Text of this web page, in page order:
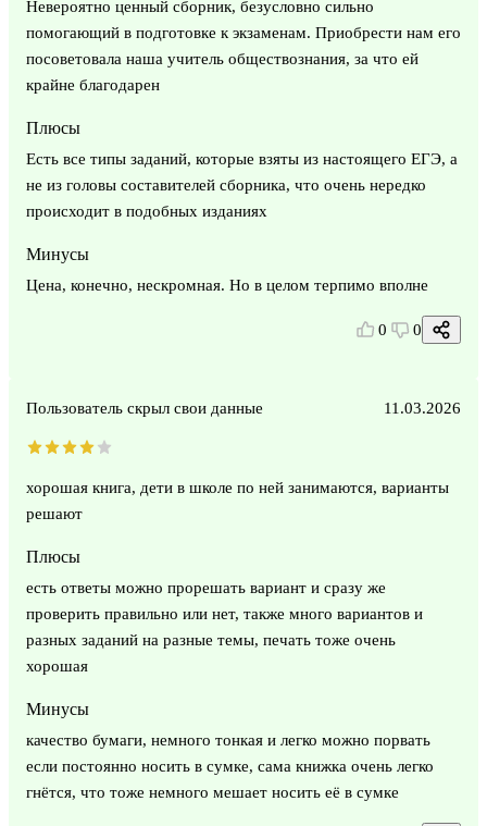
Невероятно ценный сборник, безусловно сильно
помогающий в подготовке к экзаменам. Приобрести нам его
посоветовала наша учитель обществознания, за что ей
крайне благодарен
Плюсы
Есть все типы заданий, которые взяты из настоящего ЕГЭ, а
не из головы составителей сборника, что очень нередко
происходит в подобных изданиях
Минусы
Цена, конечно, нескромная. Но в целом терпимо вполне
0 0
Пользователь скрыл свои данные 11.03.2026
хорошая книга, дети в школе по ней занимаются, варианты
решают
Плюсы
есть ответы можно прорешать вариант и сразу же
проверить правильно или нет, также много вариантов и
разных заданий на разные темы, печать тоже очень
хорошая
Минусы
качество бумаги, немного тонкая и легко можно порвать
если постоянно носить в сумке, сама книжка очень легко
гнётся, что тоже немного мешает носить её в сумке